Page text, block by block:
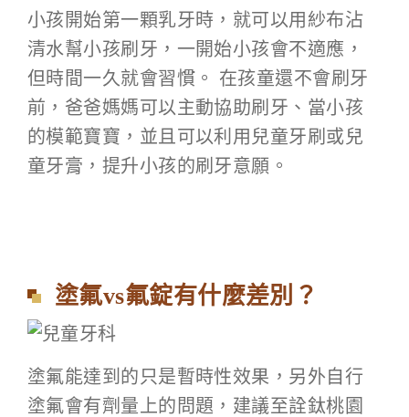
小孩開始第一顆乳牙時，就可以用紗布沾
清水幫小孩刷牙，一開始小孩會不適應，
但時間一久就會習慣。 在孩童還不會刷牙
前，爸爸媽媽可以主動協助刷牙、當小孩
的模範寶寶，並且可以利用兒童牙刷或兒
童牙膏，提升小孩的刷牙意願。
塗氟vs氟錠有什麼差別？
塗氟能達到的只是暫時性效果，另外自行
塗氟會有劑量上的問題，建議至詮鈦桃園